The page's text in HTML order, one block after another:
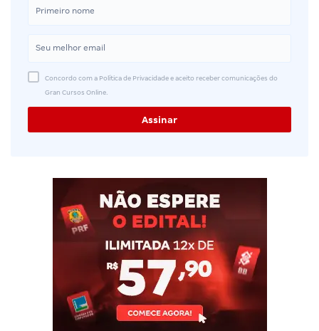
Concordo com a Política de Privacidade e aceito receber comunicações do
Gran Cursos Online.